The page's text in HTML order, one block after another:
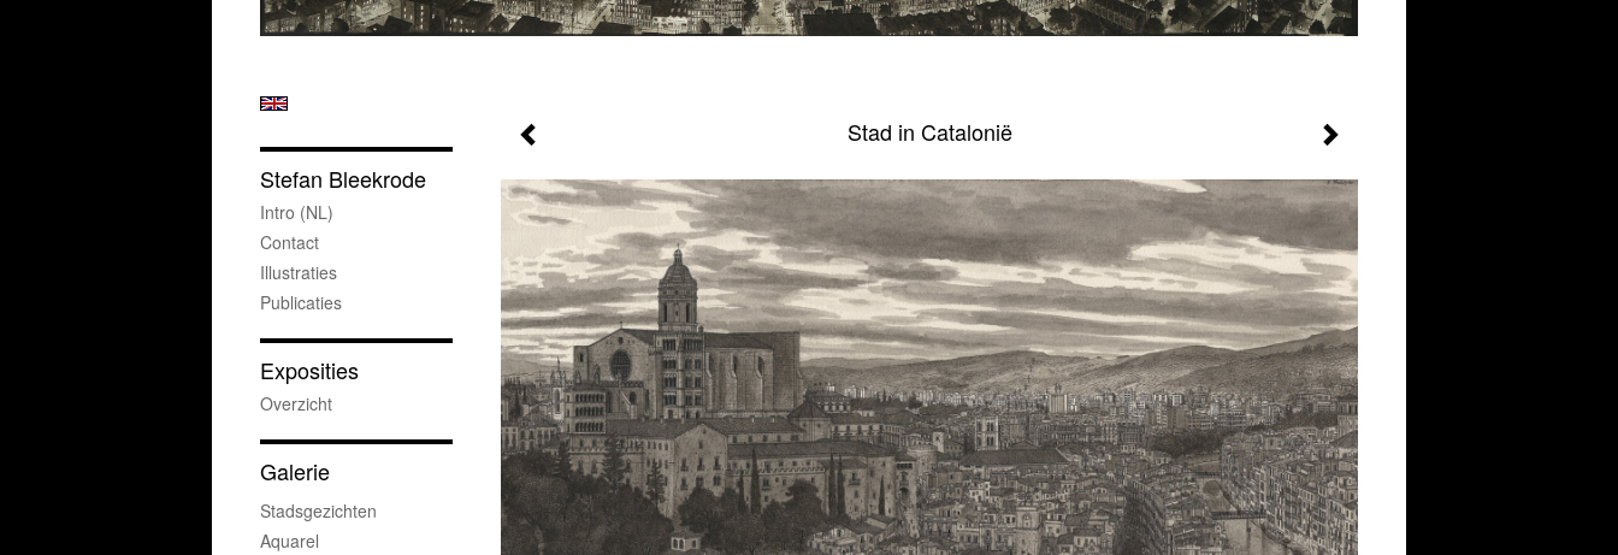
Stad in Catalonië
Stefan Bleekrode
Intro (NL)
Contact
Illustraties
Publicaties
Exposities
Overzicht
Galerie
Stadsgezichten
Aquarel